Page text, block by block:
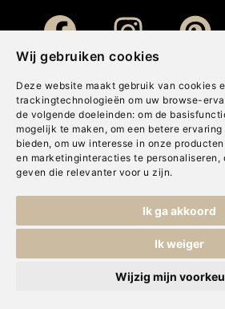
Wij gebruiken cookies
Deze website maakt gebruik van cookies
trackingtechnologieën om uw browse-
de volgende doeleinden: om de
mogelijk te maken , om een betere
bieden, om uw interesse in onze
en marketinginteracties te personaliseren ,
geven die relevanter voor u zijn.
Ik ga akkoord
Ik weiger
Wijzig mijn
Cookies